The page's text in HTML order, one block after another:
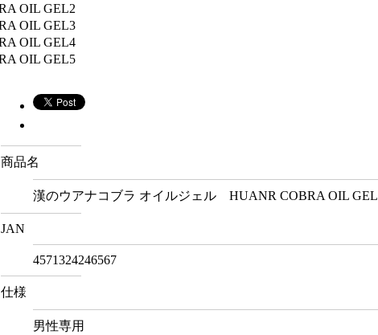
商品名
漢のウアナコブラ オイルジェル HUANR COBRA OIL GEL
JAN
4571324246567
仕様
男性専用